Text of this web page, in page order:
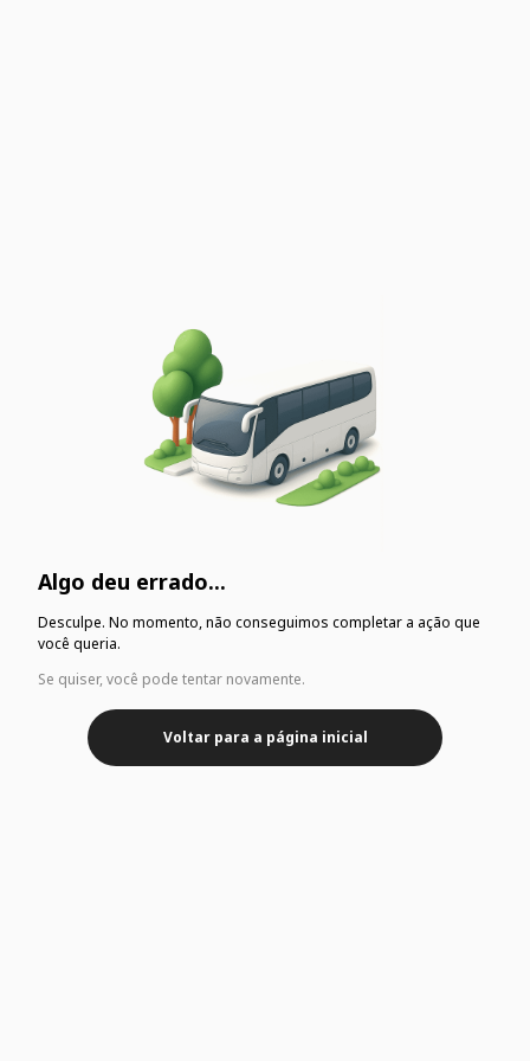
Algo deu errado...
Desculpe. No momento, não conseguimos completar a ação que
você queria.
Se quiser, você pode tentar novamente.
Voltar para a página inicial